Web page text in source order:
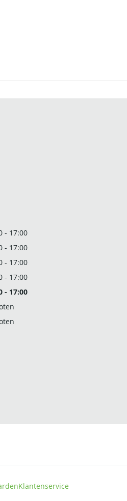
- 17:00
- 17:00
- 17:00
- 17:00
- 17:00
Klantenservice